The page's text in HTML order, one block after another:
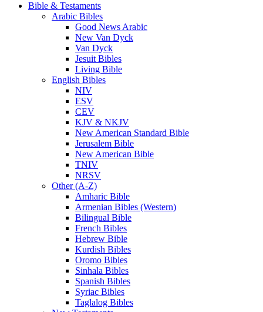
Bible & Testaments
Arabic Bibles
Good News Arabic
New Van Dyck
Van Dyck
Jesuit Bibles
Living Bible
English Bibles
NIV
ESV
CEV
KJV & NKJV
New American Standard Bible
Jerusalem Bible
New American Bible
TNIV
NRSV
Other (A-Z)
Amharic Bible
Armenian Bibles (Western)
Bilingual Bible
French Bibles
Hebrew Bible
Kurdish Bibles
Oromo Bibles
Sinhala Bibles
Spanish Bibles
Syriac Bibles
Taglalog Bibles